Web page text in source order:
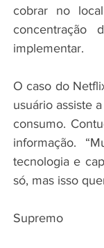
cobrar no
concentração
implementar.
O caso do
usuário assiste
consumo.
informação.
tecnologia e
só, mas isso
Supremo